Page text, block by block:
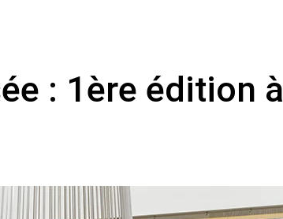
: 1ère édition à